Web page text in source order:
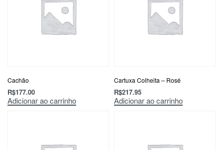
Cachão
R$177.00
Adicionar ao carrinho
Cartuxa Colheita – Rosé
R$217.95
Adicionar ao carrinho